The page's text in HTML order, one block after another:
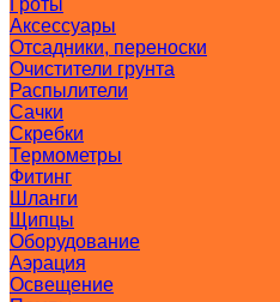
Гроты
Аксессуары
Отсадники, переноски
Очистители грунта
Распылители
Сачки
Скребки
Термометры
Фитинг
Шланги
Щипцы
Оборудование
Аэрация
Освещение